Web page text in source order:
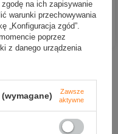
Ilość produktówDO KOSZYKA
na ich zapisywanie
warunki przechowywania
„Konfiguracja zgód”.
poprzez
z danego urządzenia
Zawsze
aktywne